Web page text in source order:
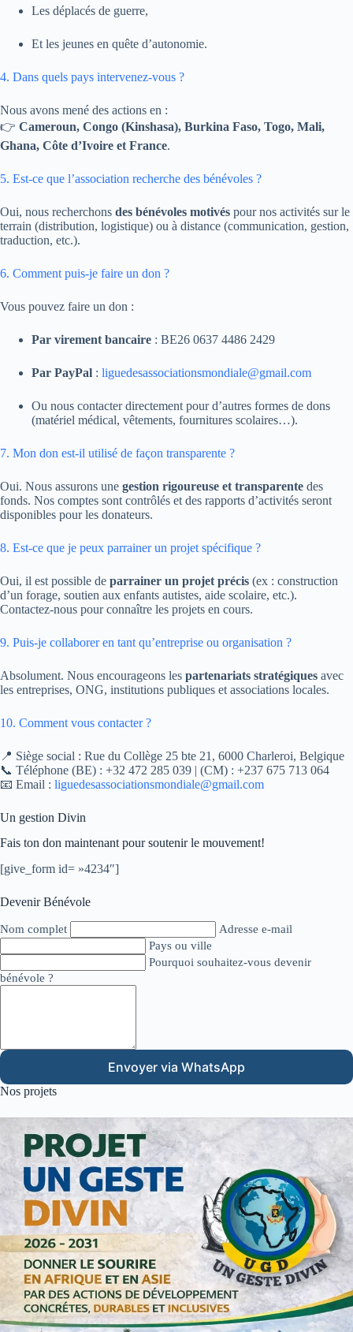
Les déplacés de guerre,
Et les jeunes en quête d’autonomie.
4. Dans quels pays intervenez-vous ?
Nous avons mené des actions en :
👉 Cameroun, Congo (Kinshasa), Burkina Faso, Togo, Mali,
Ghana, Côte d’Ivoire et France.
5. Est-ce que l’association recherche des bénévoles ?
Oui, nous recherchons des bénévoles motivés pour nos activités sur le
terrain (distribution, logistique) ou à distance (communication, gestion,
traduction, etc.).
6. Comment puis-je faire un don ?
Vous pouvez faire un don :
Par virement bancaire : BE26 0637 4486 2429
Par PayPal : liguedesassociationsmondiale@gmail.com
Ou nous contacter directement pour d’autres formes de dons
(matériel médical, vêtements, fournitures scolaires…).
7. Mon don est-il utilisé de façon transparente ?
Oui. Nous assurons une gestion rigoureuse et transparente des
fonds. Nos comptes sont contrôlés et des rapports d’activités seront
disponibles pour les donateurs.
8. Est-ce que je peux parrainer un projet spécifique ?
Oui, il est possible de parrainer un projet précis (ex : construction
d’un forage, soutien aux enfants autistes, aide scolaire, etc.).
Contactez-nous pour connaître les projets en cours.
9. Puis-je collaborer en tant qu’entreprise ou organisation ?
Absolument. Nous encourageons les partenariats stratégiques avec
les entreprises, ONG, institutions publiques et associations locales.
10. Comment vous contacter ?
📍 Siège social : Rue du Collège 25 bte 21, 6000 Charleroi, Belgique
📞 Téléphone (BE) : +32 472 285 039 | (CM) : +237 675 713 064
📧 Email : liguedesassociationsmondiale@gmail.com
Un gestion Divin
Fais ton don maintenant pour soutenir le mouvement!
[give_form id= »4234″]
Devenir Bénévole
Nom complet
Adresse e-mail
Pays ou ville
Pourquoi souhaitez-vous devenir
bénévole ?
Envoyer via WhatsApp
Nos projets